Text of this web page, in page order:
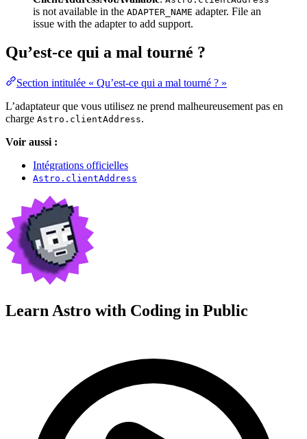
is not available in the ADAPTER_NAME adapter. File an
issue with the adapter to add support.
Qu’est-ce qui a mal tourné ?
Section intitulée « Qu’est-ce qui a mal tourné ? »
L’adaptateur que vous utilisez ne prend malheureusement pas en
charge Astro.clientAddress.
Voir aussi :
Intégrations officielles
Astro.clientAddress
Learn Astro with Coding in Public